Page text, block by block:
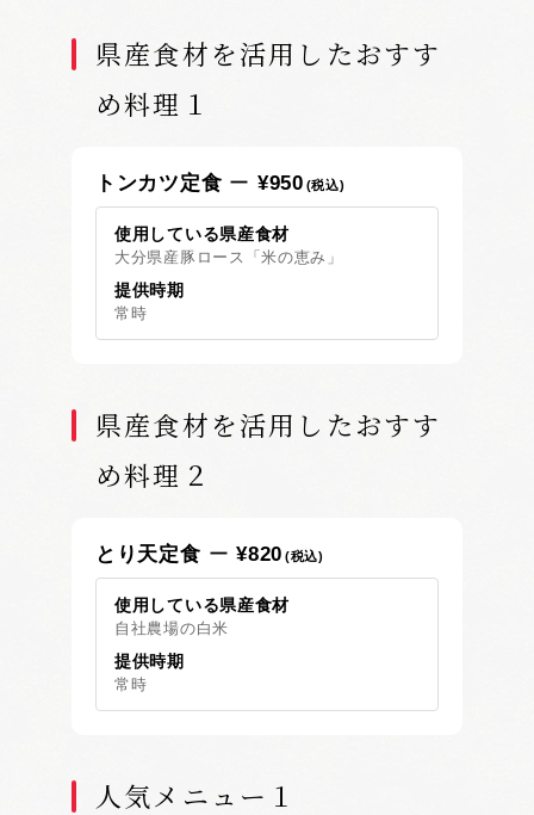
県産食材を活用したおすす
め料理１
トンカツ定食 ¥950 (税込)
使用している県産食材
大分県産豚ロース「米の恵み」
提供時期
常時
県産食材を活用したおすす
め料理２
とり天定食 ¥820 (税込)
使用している県産食材
自社農場の白米
提供時期
常時
人気メニュー１